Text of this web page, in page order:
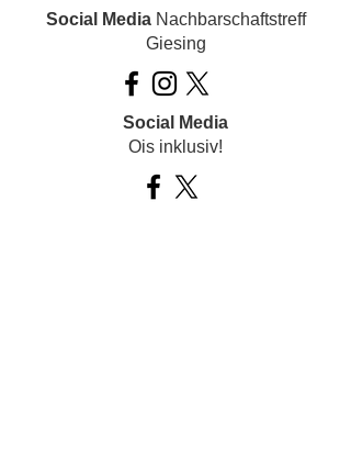
Social MediaNachbarschaftstreff
Giesing
Social Media
Ois inklusiv!